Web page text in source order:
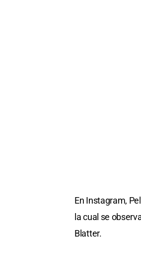
En Instagram,
la cual se
Blatter.